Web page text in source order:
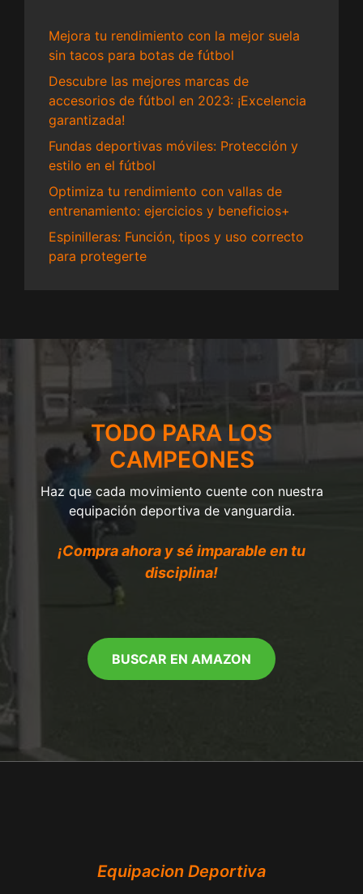
Mejora tu rendimiento con la mejor suela
sin tacos para botas de fútbol
Descubre las mejores marcas de
accesorios de fútbol en 2023: ¡Excelencia
garantizada!
Fundas deportivas móviles: Protección y
estilo en el fútbol
Optimiza tu rendimiento con vallas de
entrenamiento: ejercicios y beneficios+
Espinilleras: Función, tipos y uso correcto
para protegerte
TODO PARA LOS
CAMPEONES
Haz que cada movimiento cuente con nuestra
equipación deportiva de vanguardia.
¡Compra ahora y sé imparable en tu
disciplina!
BUSCAR EN AMAZON
Equipacion Deportiva